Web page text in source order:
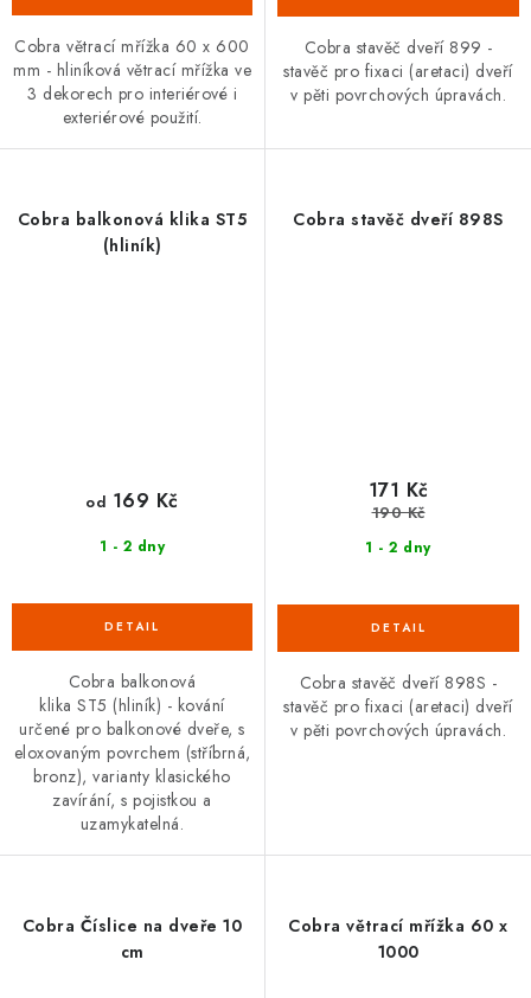
Cobra větrací mřížka 60 x 600
mm - hliníková větrací mřížka ve
3 dekorech pro interiérové i
exteriérové použití.
Cobra stavěč dveří 899 -
stavěč pro fixaci (aretaci) dveří
v pěti povrchových úpravách.
Cobra balkonová klika ST5
(hliník)
1 - 2 dny
od 169 Kč
Cobra balkonová
klika ST5 (hliník) - kování
určené pro balkonové dveře, s
eloxovaným povrchem (stříbrná,
bronz), varianty klasického
zavírání, s pojistkou a
uzamykatelná.
Cobra stavěč dveří 898S
1 - 2 dny
171 Kč
190 Kč
Cobra stavěč dveří 898S -
stavěč pro fixaci (aretaci) dveří
v pěti povrchových úpravách.
Cobra Číslice na dveře 10
cm
Cobra větrací mřížka 60 x
1000